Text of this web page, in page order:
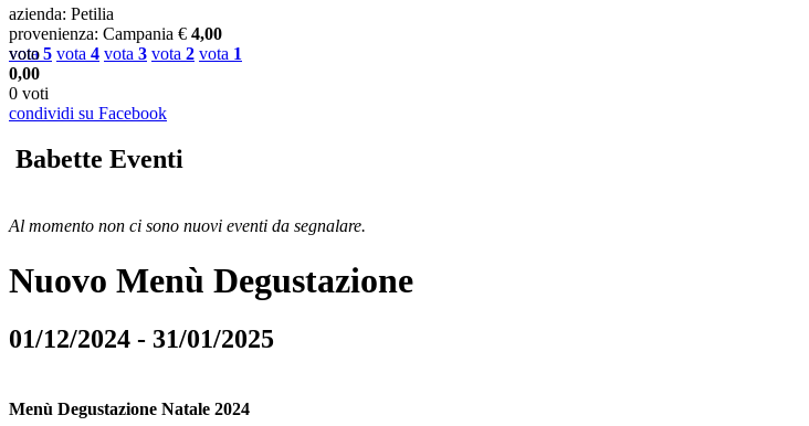
azienda: Petilia
provenienza: Campania € 4,00
vota5 vota 4 vota 3 vota 2 vota 1
voto
0,00
0 voti
condividi su Facebook
Babette Eventi
Al momento non ci sono nuovi eventi da segnalare.
Nuovo Menù Degustazione
01/12/2024 - 31/01/2025
Menù Degustazione Natale 2024